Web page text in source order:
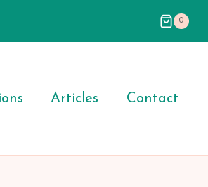
0
Articles Contact